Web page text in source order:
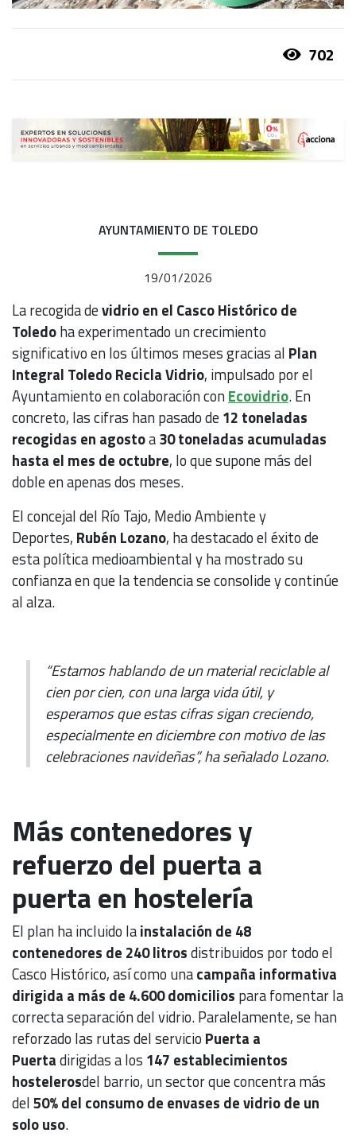
702
AYUNTAMIENTO DE TOLEDO
19/01/2026
La recogida devidrio en el Casco Histórico de
Toledoha experimentado un crecimiento
significativo en los últimos meses gracias al Plan
Integral Toledo Recicla Vidrio, impulsado por el
Ayuntamiento en colaboración conEcovidrio. En
concreto, las cifras han pasado de12 toneladas
recogidas en agostoa30 toneladas acumuladas
hasta el mes de octubre, lo que supone más del
doble en apenas dos meses.
El concejal del Río Tajo, Medio Ambiente y
Deportes, Rubén Lozano, ha destacado el éxito de
esta política medioambiental y ha mostrado su
confianza en que la tendencia se consolide y continúe
al alza.
“Estamos hablando de un material reciclable al
cien por cien, con una larga vida útil, y
esperamos que estas cifras sigan creciendo,
especialmente en diciembre con motivo de las
celebraciones navideñas”, ha señalado Lozano.
Más contenedores y
refuerzo del puerta a
puerta en hostelería
El plan ha incluido lainstalación de 48
contenedores de 240 litrosdistribuidos por todo el
Casco Histórico, así como unacampaña informativa
dirigida a más de 4.600 domicilios para fomentar la
correcta separación del vidrio. Paralelamente, se han
reforzado las rutas del servicio Puerta a
Puertadirigidas a los 147 establecimientos
hostelerosdel barrio, un sector que concentra más
del50% del consumo de envases de vidrio de un
solo uso.